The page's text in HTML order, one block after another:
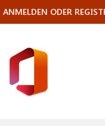
ANMELDEN ODER